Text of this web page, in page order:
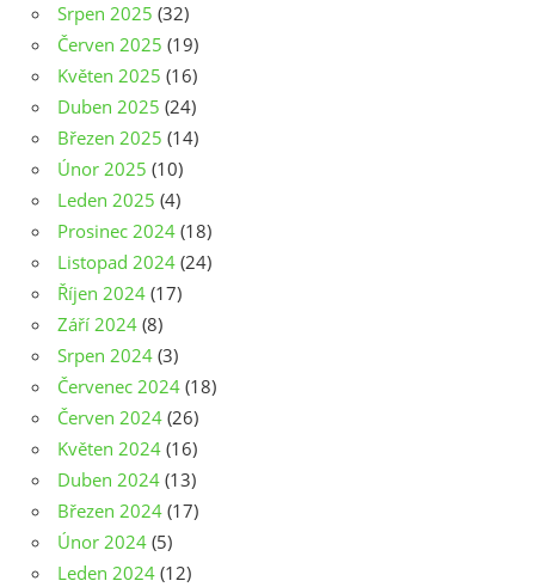
Srpen 2025 (32)
Červen 2025 (19)
Květen 2025 (16)
Duben 2025 (24)
Březen 2025 (14)
Únor 2025 (10)
Leden 2025 (4)
Prosinec 2024 (18)
Listopad 2024 (24)
Říjen 2024 (17)
Září 2024 (8)
Srpen 2024 (3)
Červenec 2024 (18)
Červen 2024 (26)
Květen 2024 (16)
Duben 2024 (13)
Březen 2024 (17)
Únor 2024 (5)
Leden 2024 (12)